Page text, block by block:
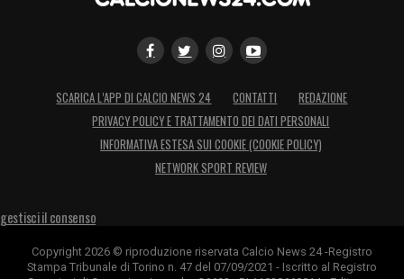
SCARICA L’APP DI CALCIO NEWS 24 CONTATTI
REDAZIONE
PRIVACY POLICY E TRATTAMENTO DEI DATI PERSONALI
INFORMATIVA ESTESA SUI COOKIE (COOKIE POLICY)
NETWORK SPORT REVIEW
gestisci il consenso
Copyright 2026 © riproduzione riservata Calcio News 24 -Registro
Stampa Tribunale di Torino n. 47 del 07/09/2021 - Iscritto al Registro